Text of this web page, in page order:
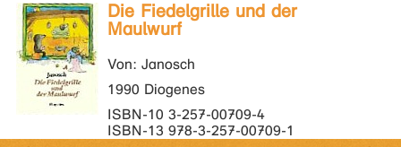
Die Fiedelgrille und der
Maulwurf
Von: Janosch
1990 Diogenes
ISBN-10 3-257-00709-4
ISBN-13 978-3-257-00709-1